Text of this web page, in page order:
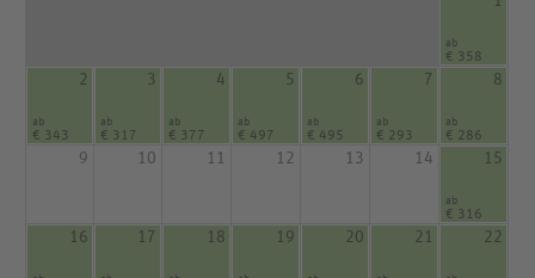
ab
€ 358
2
ab
€ 343
3
ab
€ 317
4
ab
€ 377
5
ab
€ 497
6
ab
€ 495
7
ab
€ 293
8
ab
€ 286
9 10 11 12 13 14 15
ab
€ 316
16 17 18 19 20 21 22